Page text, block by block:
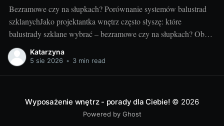
Bezramowe czy na słupkach? Porównanie systemów balustrad
szklanychJako projektantka wnętrz często słyszę: które
balustrady szklane wybrać – bezramowe czy na słupkach? Oba
systemy potrafią wyglądać zjawiskowo i podnieść wartość
nieruchomości, ale różnią się konstrukcją, montażem i
Katarzyna
5 sie 2026 • 3 min read
Wyposażenie wnętrz - porady dla Ciebie! © 2026
Powered by Ghost